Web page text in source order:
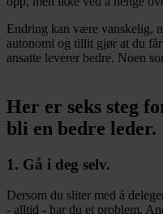
Endring kan være vanskelig,
autonomi og tillit gjør at du
ansatte leverer bedre. Noen
Her er seks steg
bli en bedre leder.
1. Gå i deg selv.
Dersom du sliter med å
- alltid - har du et problem.